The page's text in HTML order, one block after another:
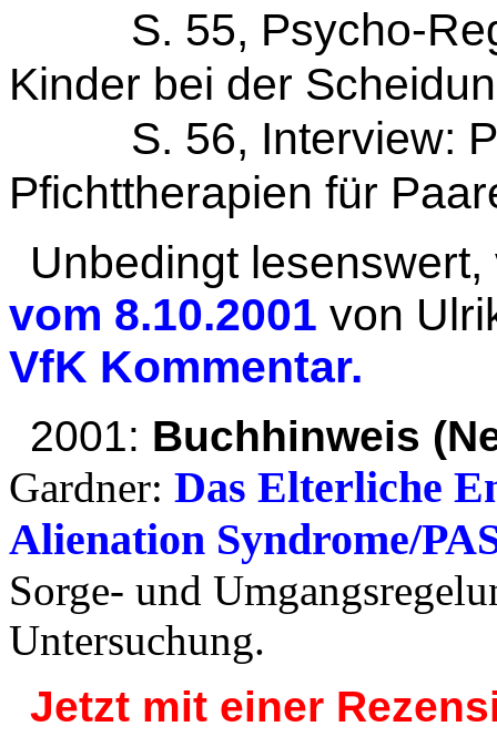
S. 55, Psycho-
Kinder bei der
S. 56, Interview:
Pfichttherapien für
Unbedingt
vom 8.10.2001 von
VfK Kommentar.
2001: Buchhinweis
Gardner: Das Elterliche
Alienation Syndrome/
Sorge- und
Untersuchung.
Jetzt mit einer